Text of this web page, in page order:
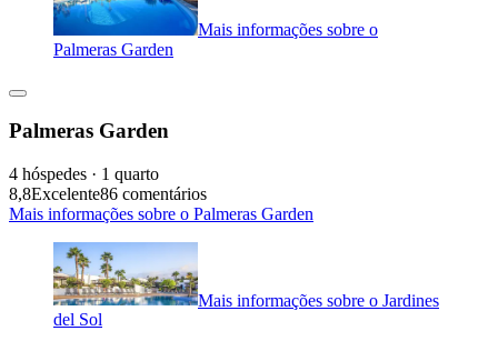
Mais informações sobre o
Palmeras Garden
Palmeras Garden
4 hóspedes · 1 quarto
8,8Excelente86 comentários
Mais informações sobre o Palmeras Garden
Mais informações sobre o Jardines
del Sol